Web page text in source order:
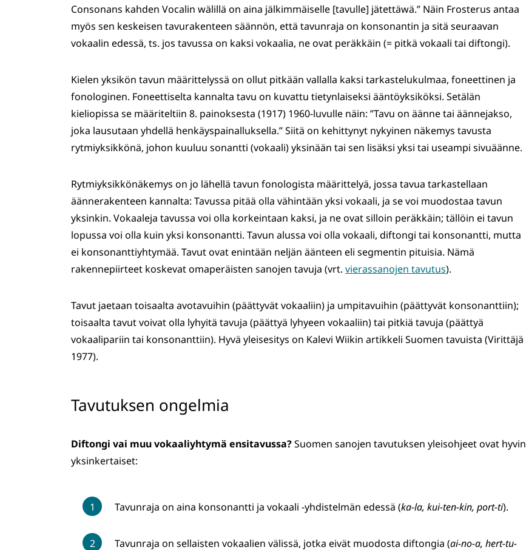
Consonans kahden Vocalin wälillä on aina jälkimmäiselle [tavulle] jätettäwä.” Näin Frosterus antaa
myös sen keskeisen tavurakenteen säännön, että tavunraja on konsonantin ja sitä seuraavan
vokaalin edessä, ts. jos tavussa on kaksi vokaalia, ne ovat peräkkäin (= pitkä vokaali tai diftongi).
Kielen yksikön tavun määrittelyssä on ollut pitkään vallalla kaksi tarkastelukulmaa, foneettinen ja
fonologinen. Foneettiselta kannalta tavu on kuvattu tietynlaiseksi ääntöyksiköksi. Setälän
kieliopissa se määriteltiin 8. painoksesta (1917) 1960-luvulle näin: ”Tavu on äänne tai äännejakso,
joka lausutaan yhdellä henkäyspainalluksella.” Siitä on kehittynyt nykyinen näkemys tavusta
rytmiyksikkönä, johon kuuluu sonantti (vokaali) yksinään tai sen lisäksi yksi tai useampi sivuäänne.
Rytmiyksikkönäkemys on jo lähellä tavun fonologista määrittelyä, jossa tavua tarkastellaan
äännerakenteen kannalta: Tavussa pitää olla vähintään yksi vokaali, ja se voi muodostaa tavun
yksinkin. Vokaaleja tavussa voi olla korkeintaan kaksi, ja ne ovat silloin peräkkäin; tällöin ei tavun
lopussa voi olla kuin yksi konsonantti. Tavun alussa voi olla vokaali, diftongi tai konsonantti, mutta
ei konsonanttiyhtymää. Tavut ovat enintään neljän äänteen eli segmentin pituisia. Nämä
rakennepiirteet koskevat omaperäisten sanojen tavuja (vrt. vierassanojen tavutus).
Tavut jaetaan toisaalta avotavuihin (päättyvät vokaaliin) ja umpitavuihin (päättyvät konsonanttiin);
toisaalta tavut voivat olla lyhyitä tavuja (päättyä lyhyeen vokaaliin) tai pitkiä tavuja (päättyä
vokaalipariin tai konsonanttiin). Hyvä yleisesitys on Kalevi Wiikin artikkeli Suomen tavuista (Virittäjä
1977).
Tavutuksen ongelmia
Diftongi vai muu vokaaliyhtymä ensitavussa?Suomen sanojen tavutuksen yleisohjeet ovat hyvin
yksinkertaiset:
Tavunraja on aina konsonantti ja vokaali -yhdistelmän edessä (ka-la, kui-ten-kin, port-ti).
Tavunraja on sellaisten vokaalien välissä, jotka eivät muodosta diftongia (ai-no-a, hert-tu-